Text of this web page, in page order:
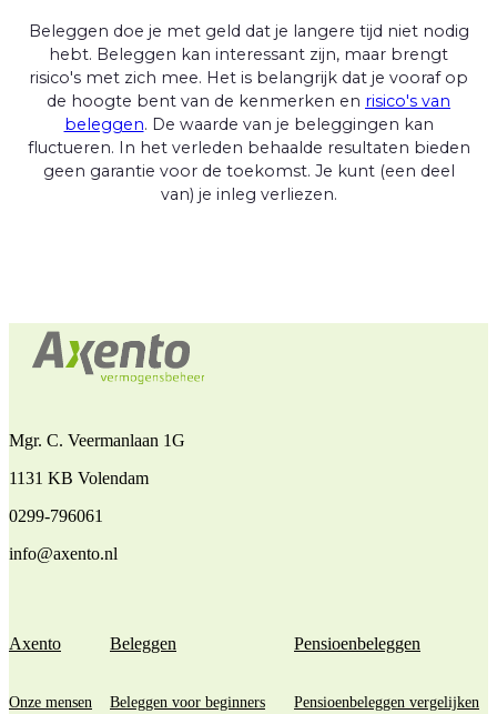
Beleggen doe je met geld dat je langere tijd niet nodig
hebt. Beleggen kan interessant zijn, maar brengt
risico's met zich mee. Het is belangrijk dat je vooraf op
de hoogte bent van de kenmerken en risico's van
beleggen. De waarde van je beleggingen kan
fluctueren. In het verleden behaalde resultaten bieden
geen garantie voor de toekomst. Je kunt (een deel
van) je inleg verliezen.
Mgr. C. Veermanlaan 1G
1131 KB Volendam
0299-796061
info@axento.nl
Axento
Onze mensen
Beleggen
Beleggen voor beginners
Pensioenbeleggen
Pensioenbeleggen vergelijken